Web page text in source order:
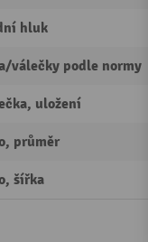
hluk
válečky podle normy
uložení
průměr
šířka